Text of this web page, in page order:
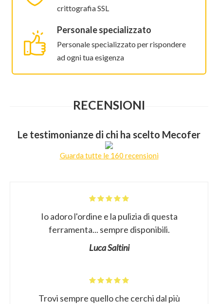
crittografia SSL
Personale specializzato
Personale specializzato per rispondere
ad ogni tua esigenza
RECENSIONI
Le testimonianze di chi ha scelto Mecofer
Guarda tutte le 160 recensioni
Io adoro l'ordine e la pulizia di questa
ferramenta... sempre disponibili.
Luca Saltini
Trovi sempre quello che cerchi dal più